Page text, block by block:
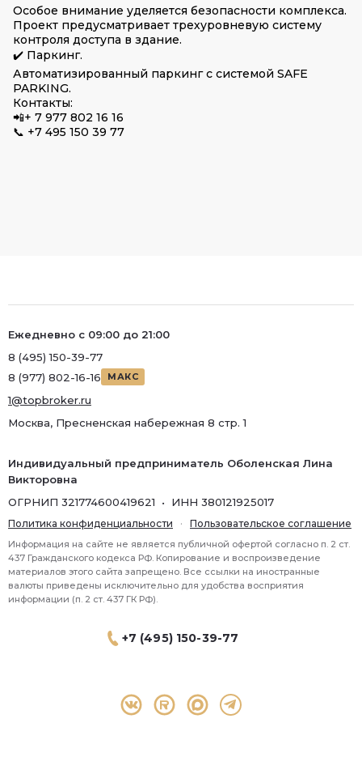
Особое внимание уделяется безопасности комплекса.
Проект предусматривает трехуровневую систему
контроля доступа в здание.
✔️ Паркинг.
Автоматизированный паркинг с системой SAFE
PARKING.
Контакты:
📲+ 7 977 802 16 16
📞 +7 495 150 39 77
+7 (495) 150-39-77
Ежедневно с 09:00 до 21:00
8 (495) 150-39-77
8 (977) 802-16-16
МАКС
1@topbroker.ru
Москва, Пресненская набережная 8 стр. 1
Индивидуальный предприниматель Оболенская Лина
Викторовна
ОГРНИП 321774600419621 • ИНН 380121925017
Политика конфиденциальности · Пользовательское соглашение
Информация на сайте не является публичной офертой согласно п. 2 ст.
437 Гражданского кодекса РФ. Копирование и воспроизведение
материалов этого сайта запрещено. Все ссылки на иностранные
валюты приведены исключительно для удобства восприятия
информации (п. 2 ст. 437 ГК РФ).